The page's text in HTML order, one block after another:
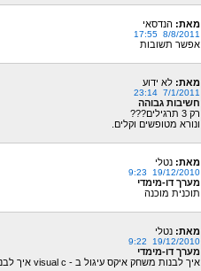
מאת: הנדסאי
8/8/2011 17:55
אפשר תשובות
מאת: לא ידוע
7/1/2011 23:14
חשיבות גבוהה
רק 3 תרגילים???
ונורא מטופשים וקלים.
מאת: נטלי
19/12/2010 9:23
מערך דו-מימדי
תוכנית מוכנה
מאת: נטלי
19/12/2010 9:22
מערך דו-מימדי
איך לבנות משחק איקס עיגול ב - visual c איך לבנות מערך דו-מימדי. תשלחו בבקשה תוכנית מובנה.